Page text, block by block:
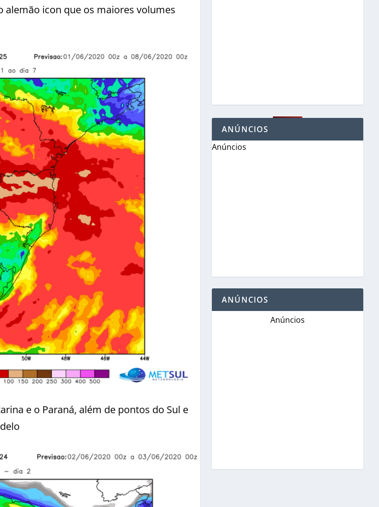
icon que os maiores volumes
e o Paraná, além de pontos do Sul e
ANÚNCIOS
Anúncios
ANÚNCIOS
Anúncios